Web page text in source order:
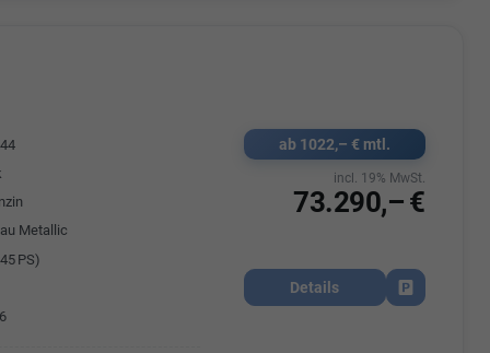
Metallic
PS)
ab 1022,– € mtl.
73.290,– €
incl. 19% MwSt.
Details
Fahrzeug